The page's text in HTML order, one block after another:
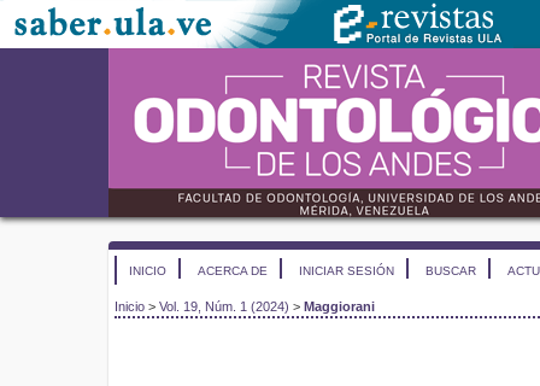
INICIO ACERCA DE INICIAR SESIÓN BUSCAR
Inicio > Vol. 19, Núm. 1 (2024) > Maggiorani